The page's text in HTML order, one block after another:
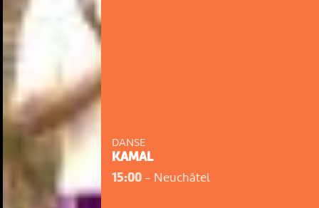
DANSE
KAMAL
15:00- Neuchâtel